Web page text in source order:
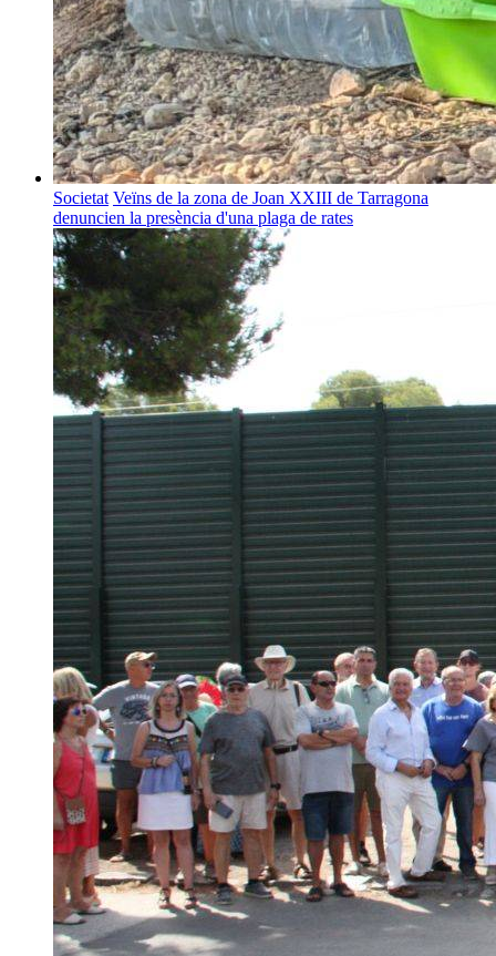
Societat Veïns de la zona de Joan XXIII de Tarragona
denuncien la presència d'una plaga de rates